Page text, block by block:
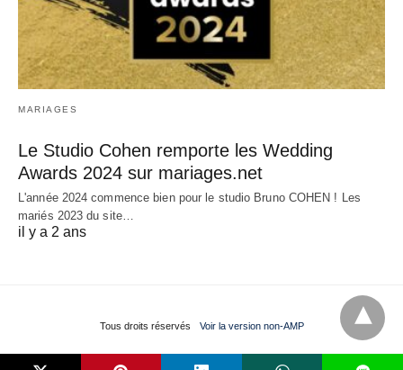
MARIAGES
Le Studio Cohen remporte les Wedding
Awards 2024 sur mariages.net
L'année 2024 commence bien pour le studio Bruno COHEN ! Les
mariés 2023 du site…
il y a 2 ans
Tous droits réservés Voir la version non-AMP